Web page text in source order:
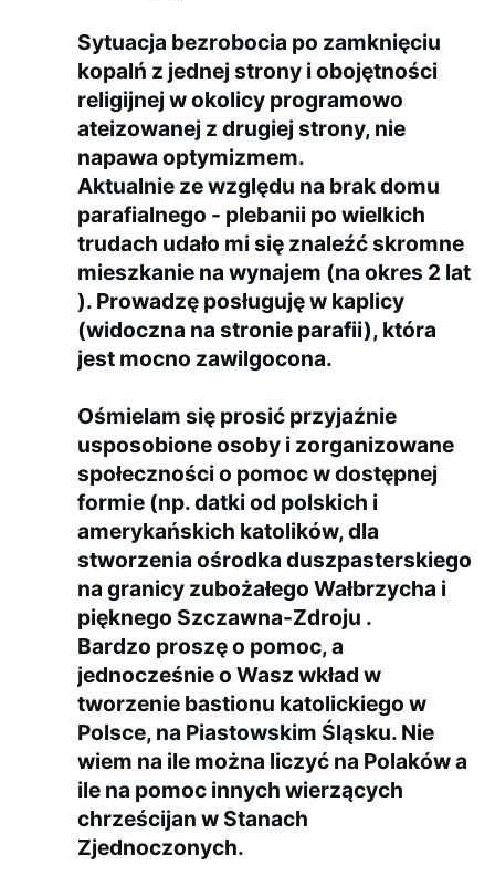
Sytuacja bezrobocia po zamknięciu
kopalń z jednej strony i obojętności
religijnej w okolicy programowo
ateizowanej z drugiej strony, nie
napawa optymizmem.
Aktualnie ze względu na brak domu
parafialnego - plebanii po wielkich
trudach udało mi się znaleźć skromne
mieszkanie na wynajem (na okres 2 lat
). Prowadzę posługuję w kaplicy
(widoczna na stronie parafii), która
jest mocno zawilgocona.
Ośmielam się prosić przyjaźnie
usposobione osoby i zorganizowane
społeczności o pomoc w dostępnej
formie (np. datki od polskich i
amerykańskich katolików, dla
stworzenia ośrodka duszpasterskiego
na granicy zubożałego Wałbrzycha i
pięknego Szczawna-Zdroju .
Bardzo proszę o pomoc, a
jednocześnie o Wasz wkład w
tworzenie bastionu katolickiego w
Polsce, na Piastowskim Śląsku. Nie
wiem na ile można liczyć na Polaków a
ile na pomoc innych wierzących
chrześcijan w Stanach
Zjednoczonych.